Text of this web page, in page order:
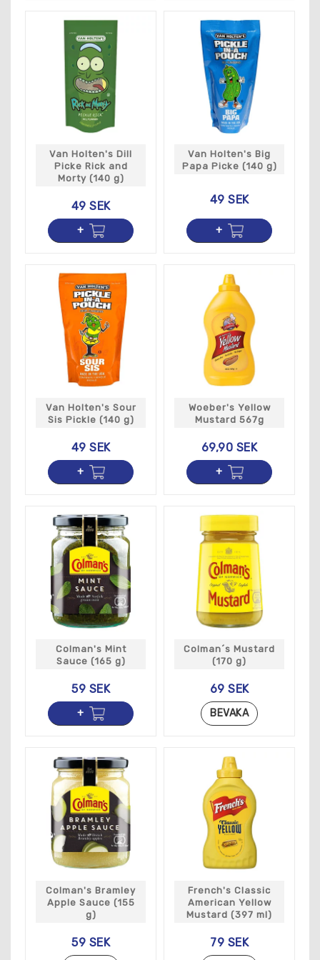
Vi vet att smaken är personlig och att olika måltider
kräver olika smaker. Därför har vi valt ut vårt sortiment
med omsorg för att se till att vi har något för alla. Vi
tror på att hög kvalitet och mångfald i utbudet är
nyckeln till att skapa en unik matupplevelse.
Så varför inte ta en titt på vårt sortiment av såser och
hitta din nya favorit? Oavsett om du vill ha en ketchup
med en speciell smak eller en senap med extra hetta,
Van Holten's Dill
Picke Rick and
Morty (140 g)
49 SEK
Van Holten's Big
Papa Picke (140 g)
49 SEK
Van Holten's Sour
Sis Pickle (140 g)
49 SEK
Woeber's Yellow
Mustard 567g
69,90 SEK
Colman's Mint
Sauce (165 g)
59 SEK
Colman´s Mustard
(170 g)
69 SEK
BEVAKA
Colman's Bramley
Apple Sauce (155
g)
59 SEK
French's Classic
American Yellow
Mustard (397 ml)
79 SEK